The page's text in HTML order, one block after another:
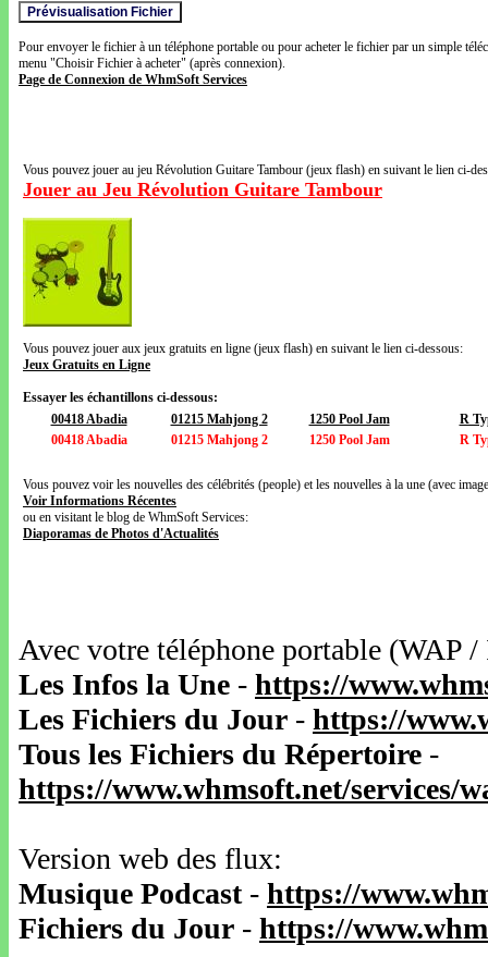
Pour envoyer le fichier à un téléphone portable ou pour acheter le fichier par un simple
menu "Choisir Fichier à acheter" (après connexion).
Page de Connexion de WhmSoft Services
Vous pouvez jouer au jeu Révolution Guitare Tambour (jeux flash) en suivant le lien ci-
Jouer au Jeu Révolution Guitare Tambour
Vous pouvez jouer aux jeux gratuits en ligne (jeux flash) en suivant le lien ci-dessous:
Jeux Gratuits en Ligne
Essayer les échantillons ci-dessous:
00418 Abadia
01215 Mahjong 2 1250 Pool Jam
R
00418 Abadia
01215 Mahjong 2 1250 Pool Jam R
Vous pouvez voir les nouvelles des célébrités (people) et les nouvelles à la une (avec
Voir Informations Récentes
ou en visitant le blog de WhmSoft Services:
Diaporamas de Photos d'Actualités
Avec votre téléphone portable
Les Infos la Une - https://
Les Fichiers du Jour - https://
Tous les Fichiers du Répertoire -
https://www.whmsoft.net/services/
Version web des flux:
Musique Podcast- https://
Fichiers du Jour - https://